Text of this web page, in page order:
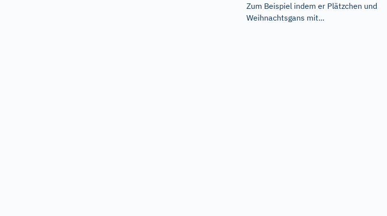
Zum Beispiel indem er Plätzchen und
Weihnachtsgans mit...